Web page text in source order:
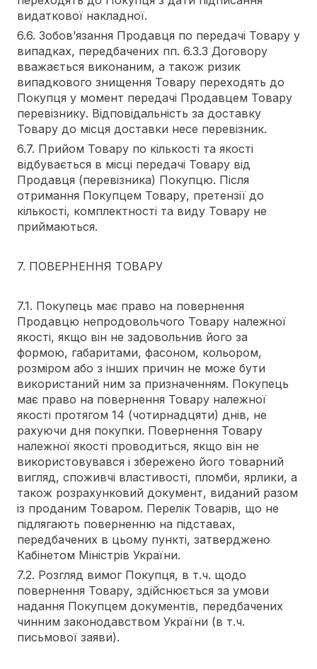
видаткової накладної.
6.6. Зобов’язання Продавця по передачі Товару у
випадках, передбачених пп. 6.3.3 Договору
вважається виконаним, а також ризик
випадкового знищення Товару переходять до
Покупця у момент передачі Продавцем Товару
перевізнику. Відповідальність за доставку
Товару до місця доставки несе перевізник.
6.7. Прийом Товару по кількості та якості
відбувається в місці передачі Товару від
Продавця (перевізника) Покупцю. Після
отримання Покупцем Товару, претензії до
кількості, комплектності та виду Товару не
приймаються.
7. ПОВЕРНЕННЯ ТОВАРУ
7.1. Покупець має право на повернення
Продавцю непродовольчого Товару належної
якості, якщо він не задовольнив його за
формою, габаритами, фасоном, кольором,
розміром або з інших причин не може бути
використаний ним за призначенням. Покупець
має право на повернення Товару належної
якості протягом 14 (чотирнадцяти) днів, не
рахуючи дня покупки. Повернення Товару
належної якості проводиться, якщо він не
використовувався і збережено його товарний
вигляд, споживчі властивості, пломби, ярлики, а
також розрахунковий документ, виданий разом
із проданим Товаром. Перелік Товарів, що не
підлягають поверненню на підставах,
передбачених в цьому пункті, затверджено
Кабінетом Міністрів України.
7.2. Розгляд вимог Покупця, в т.ч. щодо
повернення Товару, здійснюється за умови
надання Покупцем документів, передбачених
чинним законодавством України (в т.ч.
письмової заяви).